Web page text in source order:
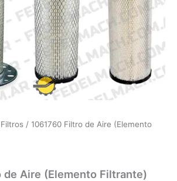
Filtros / 1061760 Filtro de Aire (Elemento
de Aire (Elemento Filtrante)